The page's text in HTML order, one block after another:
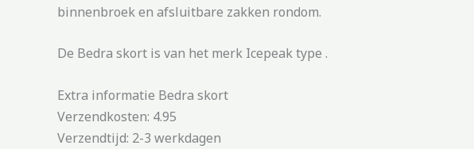
binnenbroek en afsluitbare zakken rondom.
De Bedra skort is van het merk Icepeak type .
Extra informatie Bedra skort
Verzendkosten: 4.95
Verzendtijd: 2-3 werkdagen